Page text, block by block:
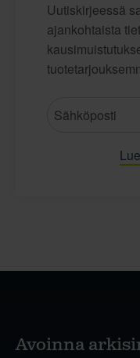
Uutiskirjeessä
ajankohtaista
Avoinna